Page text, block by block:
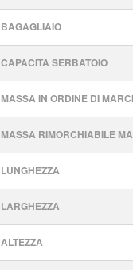
BAGAGLIAIO
CAPACITÀ SERBATOIO
MASSA IN ORDINE DI
MASSA RIMORCHIABILE
LUNGHEZZA
LARGHEZZA
ALTEZZA